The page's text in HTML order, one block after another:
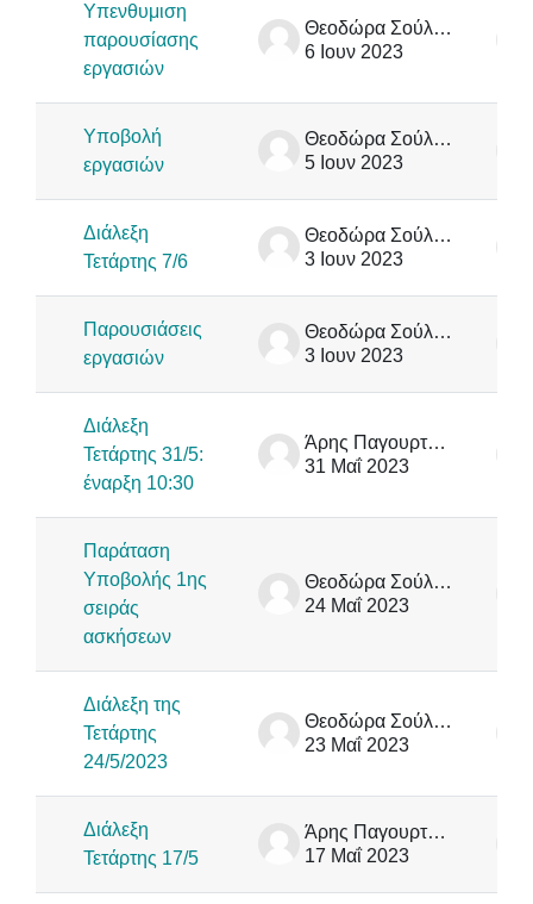
Υπενθυμιση
παρουσίασης
εργασιών
Θεοδώρα Σούλιου
6 Ιουν 2023
Υποβολή
εργασιών
Θεοδώρα Σούλιου
5 Ιουν 2023
Διάλεξη
Τετάρτης 7/6
Θεοδώρα Σούλιου
3 Ιουν 2023
Παρουσιάσεις
εργασιών
Θεοδώρα Σούλιου
3 Ιουν 2023
Διάλεξη
Τετάρτης 31/5:
έναρξη 10:30
Άρης Παγουρτζής
31 Μαΐ 2023
Παράταση
Υποβολής 1ης
σειράς
ασκήσεων
Θεοδώρα Σούλιου
24 Μαΐ 2023
Διάλεξη της
Τετάρτης
24/5/2023
Θεοδώρα Σούλιου
23 Μαΐ 2023
Διάλεξη
Τετάρτης 17/5
Άρης Παγουρτζής
17 Μαΐ 2023